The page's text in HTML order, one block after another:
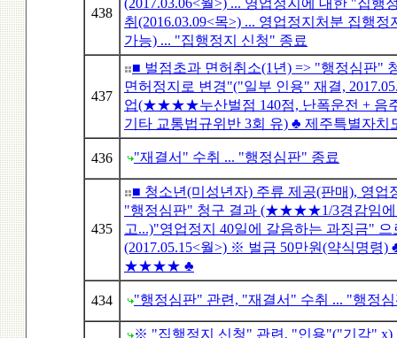
438
(2017.03.06<월>) ... 영업정지에 대한 "집행
취(2016.03.09<목>) ... 영업정지처분 집행
가능) ... "집행정지 신청" 종료
437
■ 벌점초과 면허취소(1년) => "행정심판"
면허정지로 변경"("일부 인용" 재결,
업(★★★★누산벌점 140점, 난폭운전 + 음
기타 교통법규위반 3회 유) ♣ 제주특별자치
436 "재결서" 수취 ... "행정심판" 종료
435
■ 청소년(미성년자) 주류 제공(판매), 영업
"행정심판" 청구 결과 (★★★★1/3경감임에
고...)"영업정지 40일에 갈음하는 과징금" 으
(2017.05.15<월>) ※ 벌금 50만원(약식명령)
★★★★ ♣
434 "행정심판" 관련, "재결서" 수취 ... "행정
※ "집행정지 신청" 관련, "인용"("기각" x)